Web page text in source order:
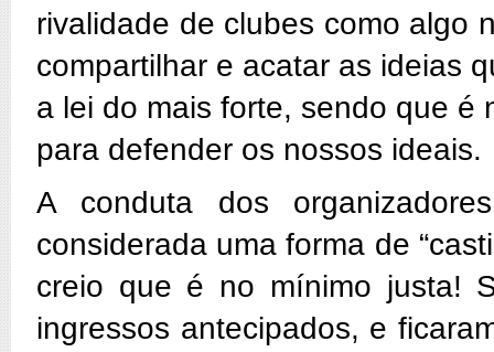
rivalidade de clubes como algo
compartilhar e acatar as ideias
a lei do mais forte, sendo que é
para defender os nossos ideais.
A conduta dos
considerada uma forma de
creio que é no mínimo justa!
ingressos antecipados, e